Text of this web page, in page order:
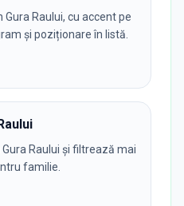
Raului, cu accent pe
și poziționare în listă.
Raului și filtrează mai
familie.